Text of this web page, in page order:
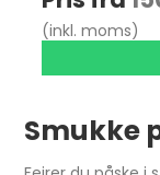
(inkl. moms)
Smukke